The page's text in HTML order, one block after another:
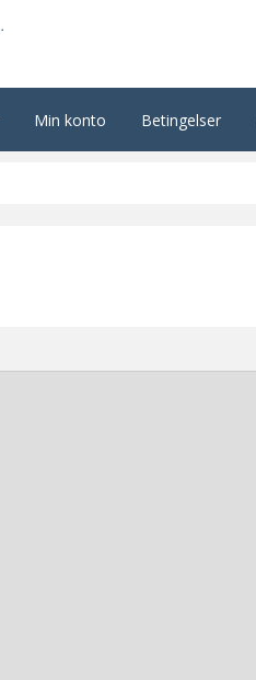
Min konto Betingelser